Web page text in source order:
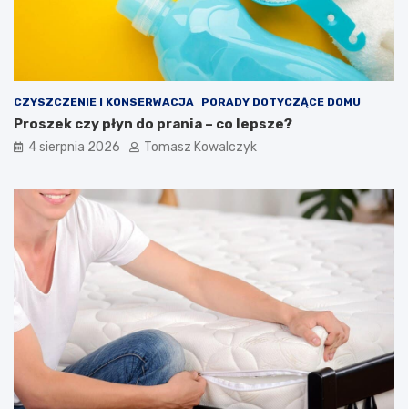
CZYSZCZENIE I KONSERWACJA PORADY DOTYCZĄCE DOMU
Proszek czy płyn do prania – co lepsze?
4 sierpnia 2026 Tomasz Kowalczyk